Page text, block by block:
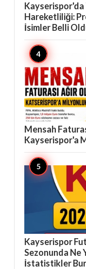
Hareketliliği:
İsimler Belli
Mensah
Kayserispor'a
Kayserispor
Sezonunda Ne
İstatistikler